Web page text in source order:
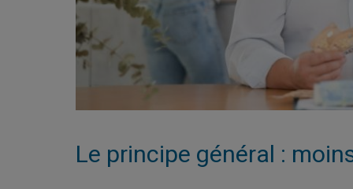
Le principe général :